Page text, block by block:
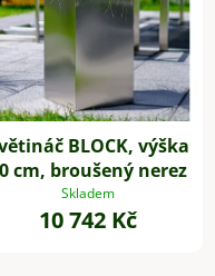
BLOCK, výška
cm, broušený nerez
Skladem
10 742 Kč